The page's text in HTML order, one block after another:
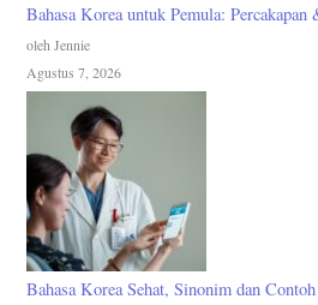
Bahasa Korea untuk Pemula:
oleh Jennie
Agustus 7, 2026
Bahasa Korea Sehat, Sinonim dan